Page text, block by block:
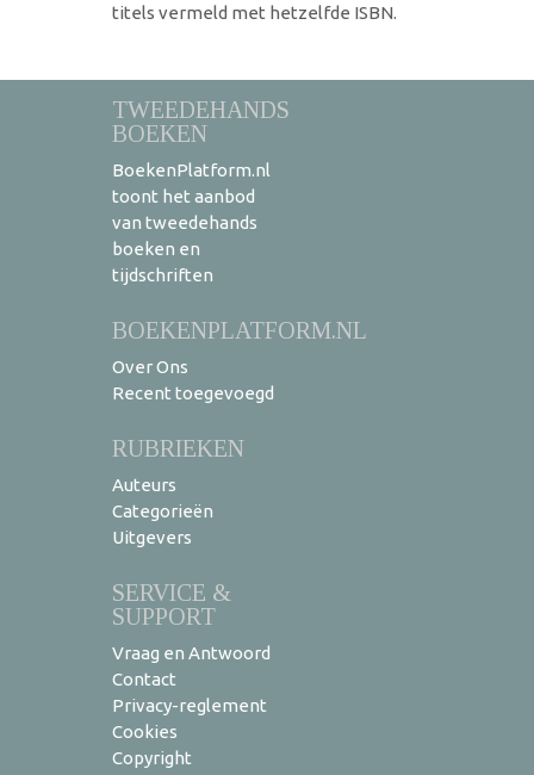
titels vermeld met hetzelfde ISBN.
TWEEDEHANDS
BOEKEN
BoekenPlatform.nl
toont het aanbod
van tweedehands
boeken en
tijdschriften
BOEKENPLATFORM.NL
Over Ons
Recent toegevoegd
RUBRIEKEN
Auteurs
Categorieën
Uitgevers
SERVICE &
SUPPORT
Vraag en Antwoord
Contact
Privacy-reglement
Cookies
Copyright